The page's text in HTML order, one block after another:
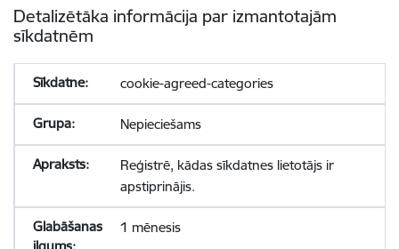
Detalizētāka informācija par izmantotajām
sīkdatnēm
cookie-agreed-categories
Nepieciešams
Reģistrē, kādas sīkdatnes lietotājs ir
apstiprinājis.
1 mēnesis